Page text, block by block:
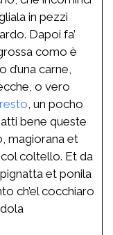
in pezzi
Dapoi fa’
como è
carne,
o vero
, un pocho
bene queste
magiorana et
coltello. Et da
et ponila
ch’el cocchiaro